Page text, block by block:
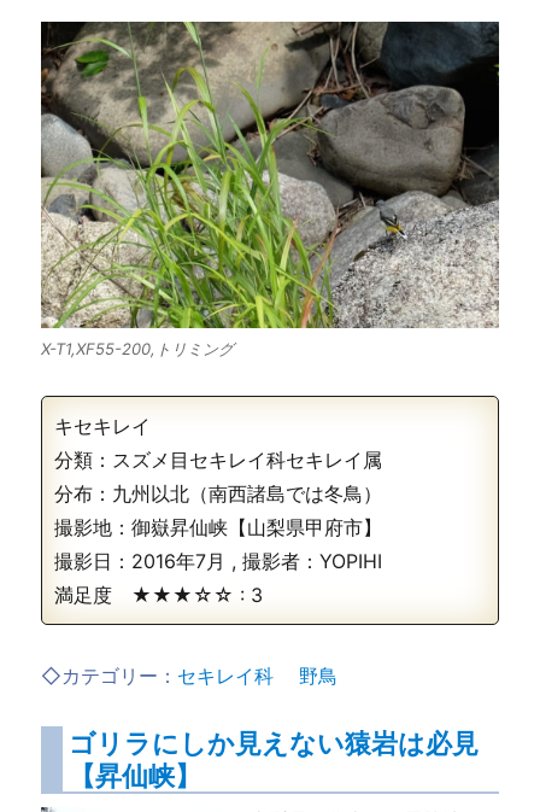
X-T1,XF55-200,トリミング
キセキレイ
分類：スズメ目セキレイ科セキレイ属
分布：九州以北（南西諸島では冬鳥）
撮影地：御嶽昇仙峡【山梨県甲府市】
撮影日： 2016年7月 , 撮影者：YOPIHI
満足度 ★★★☆☆ : 3
◇カテゴリー： セキレイ科 野鳥
ゴリラにしか見えない猿岩は必見
【昇仙峡】